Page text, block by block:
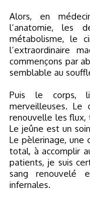
Alors, en
l’anatomie, les
métabolisme, le
l’extraordinaire
commençons par
semblable au
Puis le corps,
merveilleuses.
renouvelle les flux,
Le jeûne est un
Le pèlerinage, une
total, à accomplir
patients, je suis
sang renouvelé
infernales.